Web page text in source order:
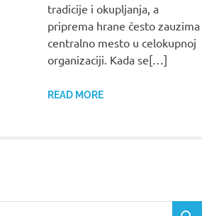
tradicije i okupljanja, a
priprema hrane često zauzima
centralno mesto u celokupnoj
organizaciji. Kada se[…]
READ MORE